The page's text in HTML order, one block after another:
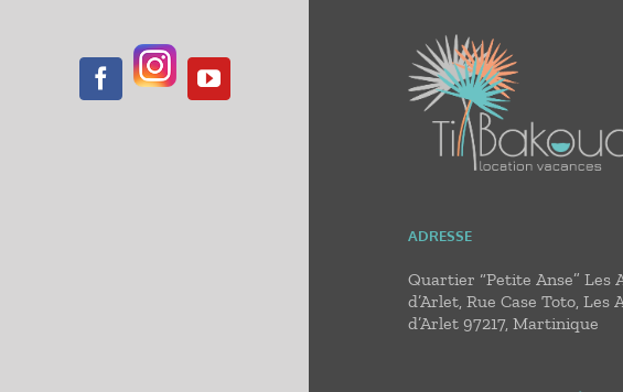
Facebook
Instagram
YouTube
ADRESSE
Quartier “Petite Anse” Les
d’Arlet, Rue Case Toto, Les
d’Arlet 97217, Martinique